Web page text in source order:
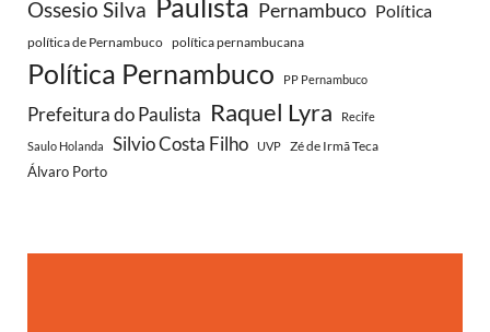
Ossesio Silva Paulista Pernambuco Política
política de Pernambuco política pernambucana
Política Pernambuco PP Pernambuco
Prefeitura do Paulista Raquel Lyra Recife
Saulo Holanda Silvio Costa Filho UVP Zé de Irmã Teca
Álvaro Porto